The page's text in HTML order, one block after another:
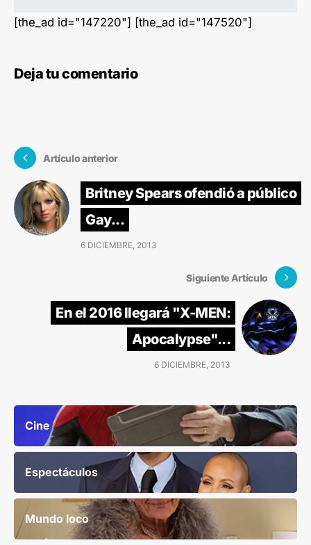
[the_ad id="147220"] [the_ad id="147520"]
Deja tu comentario
Artículo anterior
Britney Spears ofendió a público
Gay...
6 DICIEMBRE, 2013
Siguiente Artículo
En el 2016 llegará "X-MEN:
Apocalypse"...
6 DICIEMBRE, 2013
Cine
Espectáculos
Mundo loco